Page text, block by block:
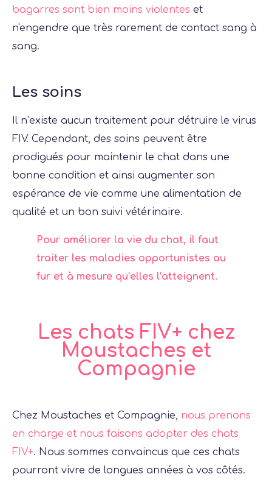
bagarres sont bien moins violentes et
n'engendre que très rarement de contact sang à
sang.
Les soins
Il n’existe aucun traitement pour détruire le virus
FIV. Cependant, des soins peuvent être
prodigués pour maintenir le chat dans une
bonne condition et ainsi augmenter son
espérance de vie comme une alimentation de
qualité et un bon suivi vétérinaire.
Pour améliorer la vie du chat, il faut
traiter les maladies opportunistes au
fur et à mesure qu’elles l’atteignent.
Les chats FIV+ chez
Moustaches et
Compagnie
Chez Moustaches et Compagnie, nous prenons
en charge et nous faisons adopter des chats
FIV+. Nous sommes convaincus que ces chats
pourront vivre de longues années à vos côtés.